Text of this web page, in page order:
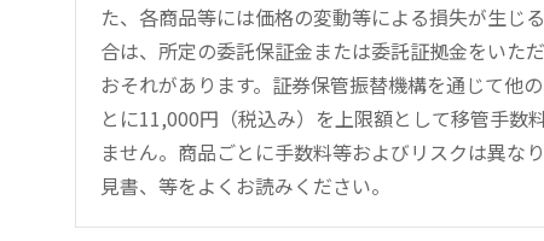
た、各商品等には価格の変動等による損失が生じ
合は、所定の委託保証金または委託証拠金をいた
おそれがあります。証券保管振替機構を通じて他
とに11,000円（税込み）を上限額として移管手数
ません。商品ごとに手数料等およびリスクは異な
見書、等をよくお読みください。